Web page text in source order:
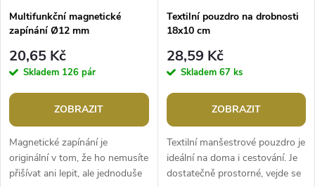
Multifunkční magnetické
zapínání Ø12 mm
20,65 Kč
Skladem 126 pár
ZOBRAZIT
Magnetické zapínání je
originální v tom, že ho nemusíte
přišívat ani lepit, ale jednoduše
Textilní pouzdro na drobnosti
18x10 cm
28,59 Kč
Skladem 67 ks
ZOBRAZIT
Textilní manšestrové pouzdro je
ideální na doma i cestování. Je
dostatečně prostorné, vejde se